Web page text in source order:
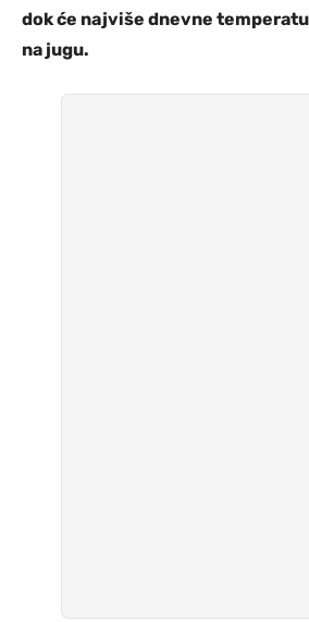
dok će najviše dnevne
na jugu.